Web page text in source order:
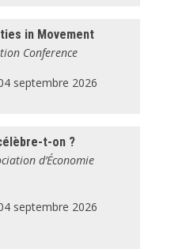
in Movement
Conference
septembre 2026
t-on ?
d’Économie
septembre 2026